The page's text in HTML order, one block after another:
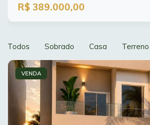
R$ 389.000,00
Todos Sobrado Casa Terreno
VENDA